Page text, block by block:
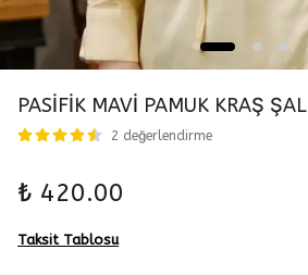
PASİFİK MAVİ PAMUK KRAŞ ŞAL
2 değerlendirme
₺ 420.00
Taksit Tablosu